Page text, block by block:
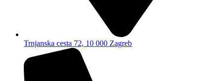
Trnjanska cesta 72, 10 000 Zagreb